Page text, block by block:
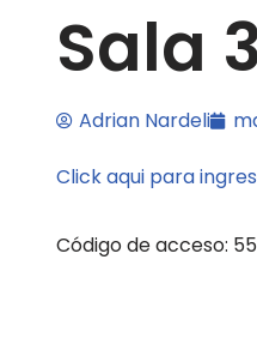
Sala
Adrian Nardeli
Click aqui para
Código de acceso: